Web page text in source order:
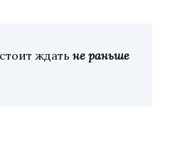
ждать не раньше